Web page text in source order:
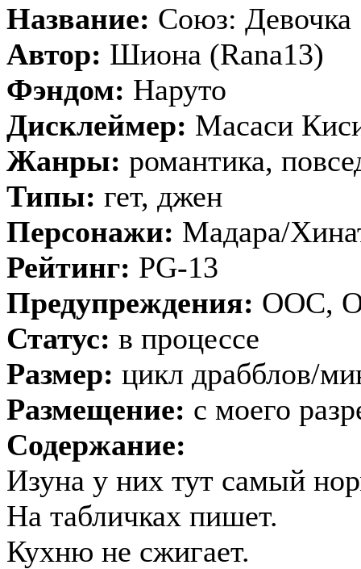
Название: Союз: Девочка
Автор: Шиона (Rana13)
Фэндом: Наруто
Дисклеймер: Масаси
Жанры: романтика,
Типы: гет, джен
Персонажи: Мадара/
Рейтинг: PG-13
Предупреждения: ООС,
Статус: в процессе
Размер: цикл драбблов/
Размещение: с моего
Содержание:
Изуна у них тут самый
На табличках пишет.
Кухню не сжигает.